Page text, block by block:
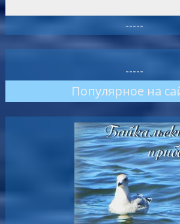
-----
-----
Популярное на